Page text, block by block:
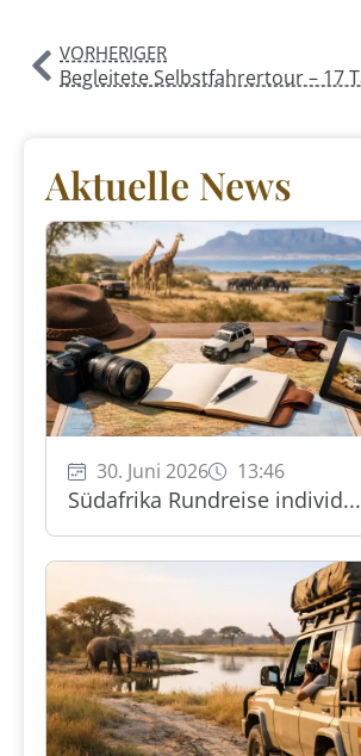
VORHERIGER
Aktuelle News
30. Juni 2026 13:46
Südafrika Rundreise individ...